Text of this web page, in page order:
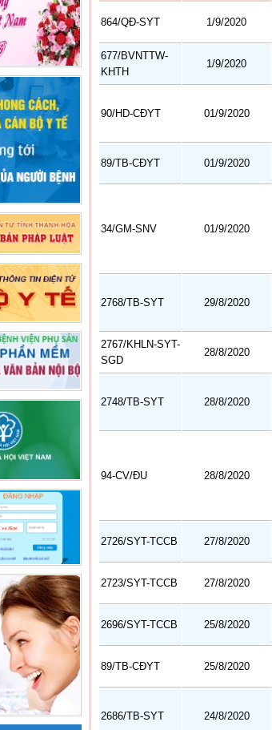
864/QĐ-SYT 1/9/2020
677/BVNTTW-
KHTH
1/9/2020
90/HD-CĐYT 01/9/2020
89/TB-CĐYT 01/9/2020
34/GM-SNV 01/9/2020
2768/TB-SYT 29/8/2020
2767/KHLN-SYT-
SGD
28/8/2020
2748/TB-SYT 28/8/2020
94-CV/ĐU 28/8/2020
2726/SYT-TCCB 27/8/2020
2723/SYT-TCCB 27/8/2020
2696/SYT-TCCB 25/8/2020
89/TB-CĐYT 25/8/2020
2686/TB-SYT 24/8/2020